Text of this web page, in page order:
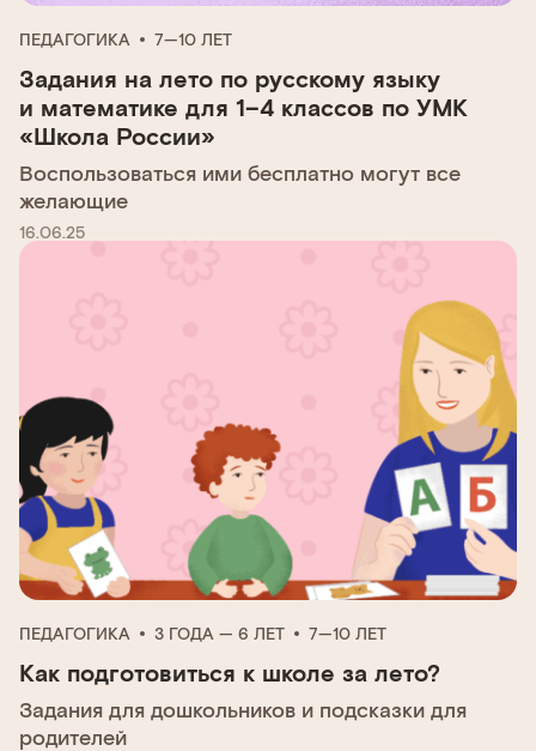
ПЕДАГОГИКА 7—10 ЛЕТ
Задания на лето по русскому языку
и математике для 1–4 классов по УМК
«Школа России»
Воспользоваться ими бесплатно могут все
желающие
16.06.25
ПЕДАГОГИКА 3 ГОДА — 6 ЛЕТ 7—10 ЛЕТ
Как подготовиться к школе за лето?
Задания для дошкольников и подсказки для
родителей